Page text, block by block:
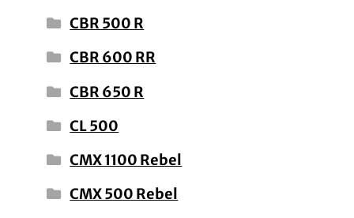
CBR 500 R
CBR 600 RR
CBR 650 R
CL 500
CMX 1100 Rebel
CMX 500 Rebel